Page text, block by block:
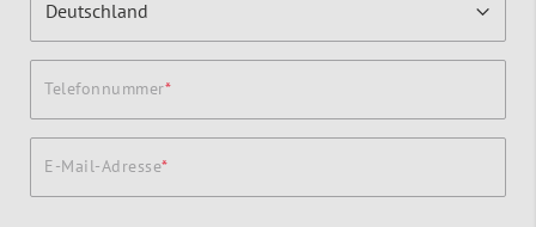
Telefonnummer
E-Mail-Adresse